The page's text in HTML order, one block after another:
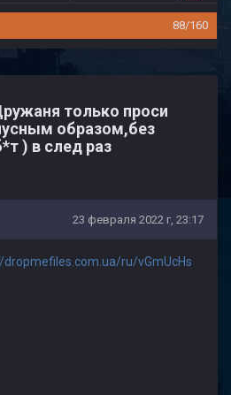
88/160
только проси
образом,без
) в след раз
23 февраля 2022 г, 23:17
dropmefiles.com.ua/ru/vGmUcHs